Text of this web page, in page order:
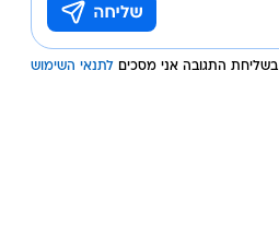
בשליחת התגובה אני מסכים לתנאי השימוש